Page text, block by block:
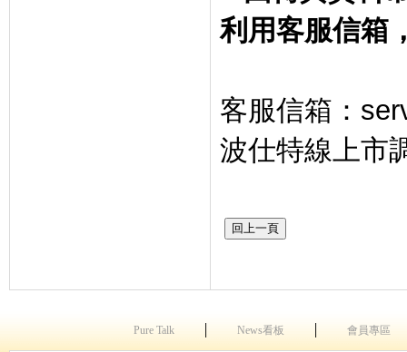
利用客服信箱
客服信箱：
波仕特線上市
Pure Talk News看板 會員專區